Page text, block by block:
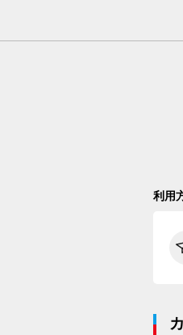
利用